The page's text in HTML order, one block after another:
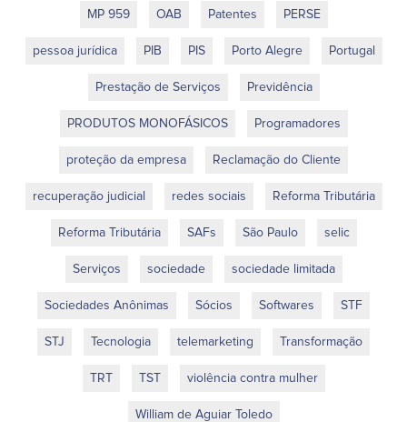
MP 959 OAB Patentes PERSE
pessoa jurídica PIB PIS Porto Alegre Portugal
Prestação de Serviços Previdência
PRODUTOS MONOFÁSICOS Programadores
proteção da empresa Reclamação do Cliente
recuperação judicial redes sociais Reforma Tributária
Reforma Tributária SAFs São Paulo selic
Serviços sociedade sociedade limitada
Sociedades Anônimas Sócios Softwares STF
STJ Tecnologia telemarketing Transformação
TRT TST violência contra mulher
William de Aguiar Toledo